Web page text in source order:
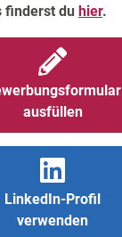
finderst du hier.
ausfüllen
LinkedIn-Profil
verwenden